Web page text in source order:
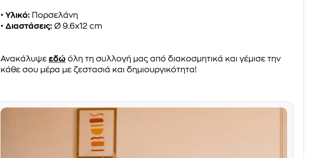
•Υλικό: Πορσελάνη
•Διαστάσεις: Ø 9.6x12 cm
Ανακάλυψεεδώ όλη τη συλλογή μας από διακοσμητικά και γέμισε την
κάθε σου μέρα με ζεστασιά και δημιουργικότητα!